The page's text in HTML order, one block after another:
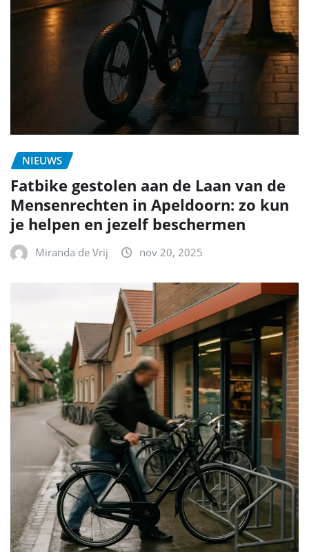
NIEUWS
Fatbike gestolen aan de Laan van de
Mensenrechten in Apeldoorn: zo kun
je helpen en jezelf beschermen
Miranda de Vrij nov 20, 2025